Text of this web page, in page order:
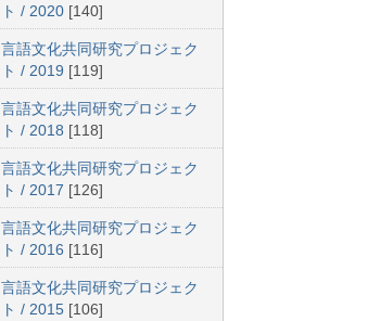
ト / 2020 [140]
言語文化共同研究プロジェク
ト / 2019 [119]
言語文化共同研究プロジェク
ト / 2018 [118]
言語文化共同研究プロジェク
ト / 2017 [126]
言語文化共同研究プロジェク
ト / 2016 [116]
言語文化共同研究プロジェク
ト / 2015 [106]